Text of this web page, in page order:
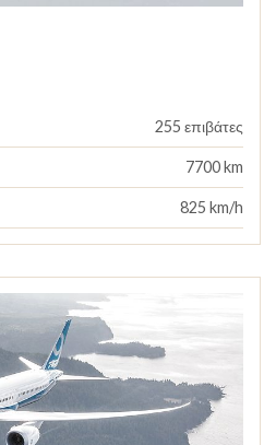
255 επιβάτες
7700 km
825 km/h